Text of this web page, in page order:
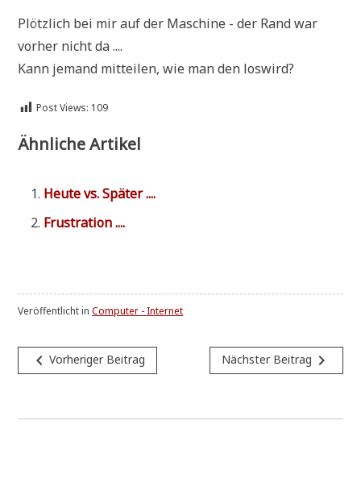
Plötz­lich bei mir auf der Maschi­ne - der Rand war
vor­her nicht da ....
Kann jemand mit­tei­len, wie man den loswird?
Post Views: 109
Ähnliche Artikel
Heu­te vs. Später ....
Fru­stra­ti­on ....
Veröffentlicht inComputer - Internet
Beitragsnavigation
navigate_beforeVorheriger Beitrag Nächster Beitrag navigate_next